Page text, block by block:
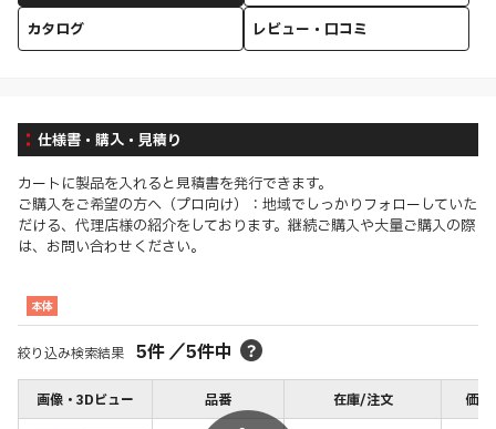
カタログ
レビュー・口コミ
仕様書・購入・見積り
カートに製品を入れると見積書を発行できます。
ご購入をご希望の方へ（プロ向け）：地域でしっかりフォローしていた
だける、代理店様の紹介をしております。継続ご購入や大量ご購入の際
は、お問い合わせください。
本体
絞り込み検索結果 5件／5件中
画像・3Dビュー 品番 在庫/注文 価格